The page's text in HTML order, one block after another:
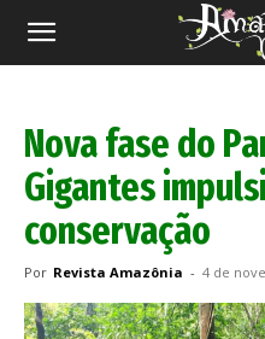
Revista
Nova fase do
Gigantes
conservação
Por Revista Amazônia - 4 de